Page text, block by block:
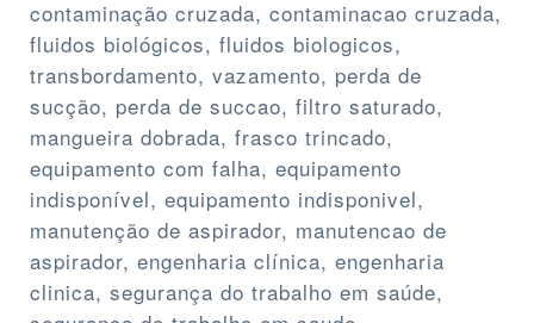
contaminação cruzada, contaminacao cruzada,
fluidos biológicos, fluidos biologicos,
transbordamento, vazamento, perda de
sucção, perda de succao, filtro saturado,
mangueira dobrada, frasco trincado,
equipamento com falha, equipamento
indisponível, equipamento indisponivel,
manutenção de aspirador, manutencao de
aspirador, engenharia clínica, engenharia
clinica, segurança do trabalho em saúde,